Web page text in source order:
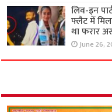
लिव-इन
फ्लैट में
था फरार
June 26,